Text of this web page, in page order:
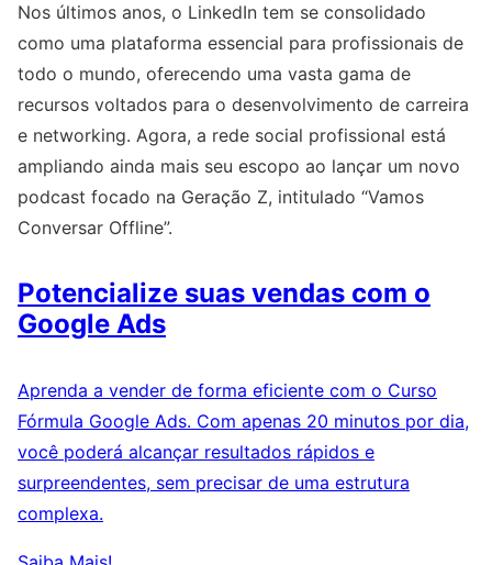
Nos últimos anos, o LinkedIn tem se consolidado
como uma plataforma essencial para profissionais de
todo o mundo, oferecendo uma vasta gama de
recursos voltados para o desenvolvimento de carreira
e networking. Agora, a rede social profissional está
ampliando ainda mais seu escopo ao lançar um novo
podcast focado na Geração Z, intitulado “Vamos
Conversar Offline”.
Potencialize suas vendas com o
Google Ads
Aprenda a vender de forma eficiente com o Curso
Fórmula Google Ads. Com apenas 20 minutos por dia,
você poderá alcançar resultados rápidos e
surpreendentes, sem precisar de uma estrutura
complexa.